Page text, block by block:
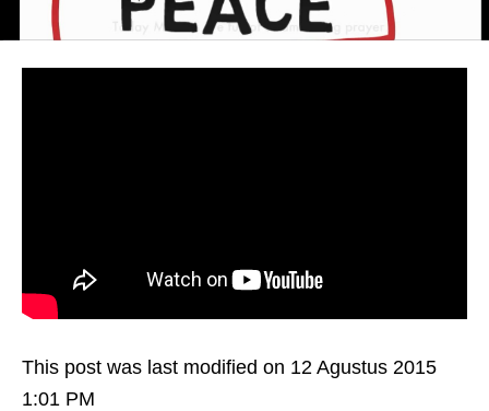
This post was last modified on 12 Agustus 2015
1:01 PM